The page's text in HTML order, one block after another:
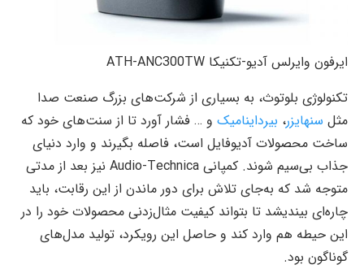
ایرفون وایرلس آدیو-تکنیکا ATH-ANC300TW
تکنولوژی بلوتوث، به بسیاری از شرکت‌های بزرگ صنعت صدا
مثل سنهایزر، بیرداینامیک و … فشار آورد تا از سنت‌های خود که
ساخت محصولات آدیوفایل است، فاصله بگیرند و وارد دنیای
جذاب بی‌سیم شوند. کمپانی Audio-Technica نیز بعد از مدتی
متوجه شد که به‌جای تلاش برای دور ماندن از این رقابت، باید
چاره‌ای بیندیشد تا بتواند کیفیت مثال‌زدنی محصولات خود را در
این حیطه هم وارد کند و حاصل این رویکرد، تولید مدل‌های
گوناگون بود.